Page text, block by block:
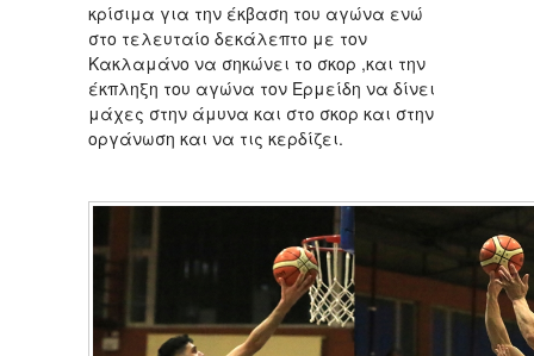
κρίσιμα για την έκβαση του αγώνα ενώ
στο τελευταίο δεκάλεπτο με τον
Κακλαμάνο να σηκώνει το σκορ ,και την
έκπληξη του αγώνα τον Ερμείδη να δίνει
μάχες στην άμυνα και στο σκορ και στην
οργάνωση και να τις κερδίζει.